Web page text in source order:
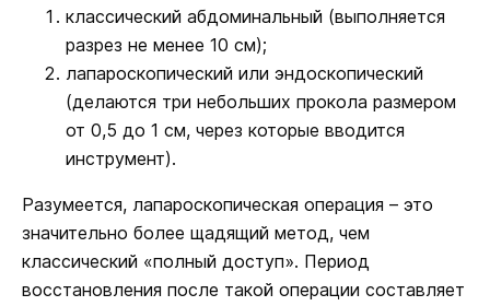
классический абдоминальный (выполняется
разрез не менее 10 см);
лапароскопический или эндоскопический
(делаются три небольших прокола размером
от 0,5 до 1 см, через которые вводится
инструмент).
Разумеется, лапароскопическая операция – это
значительно более щадящий метод, чем
классический «полный доступ». Период
восстановления после такой операции составляет